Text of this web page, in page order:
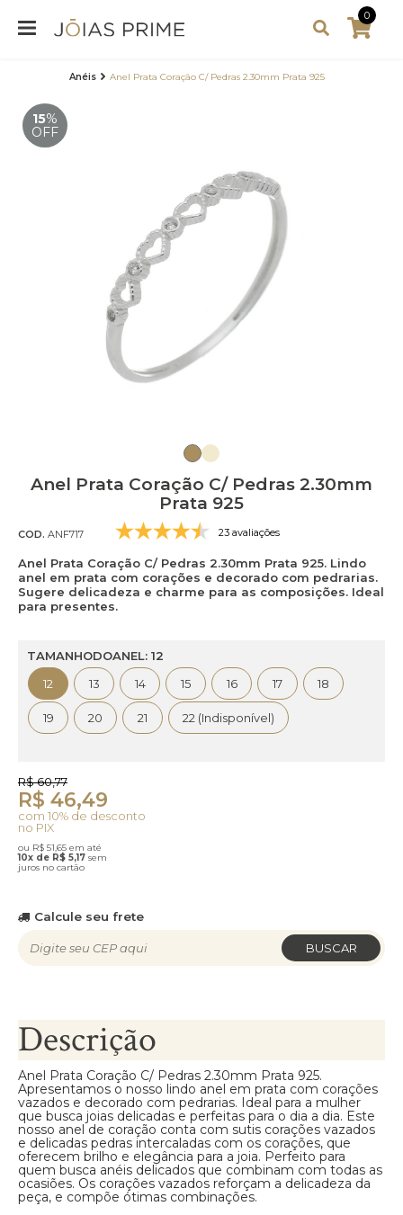
0
Anéis Anel Prata Coração C/ Pedras 2.30mm Prata 925
15%
OFF
Anel Prata Coração C/ Pedras 2.30mm
Prata 925
COD. ANF717 23 avaliações
Anel Prata Coração C/ Pedras 2.30mm Prata 925. Lindo
anel em prata com corações e decorado com pedrarias.
Sugere delicadeza e charme para as composições. Ideal
para presentes.
TAMANHODOANEL: 12
12
13 14 15 16 17 18
19 20 21 22 (Indisponível)
R$ 60,77
R$ 46,49
com 10% de desconto
no PIX
ou R$ 51,65 em até
10x de R$ 5,17 sem
juros no cartão
Calcule seu frete
BUSCAR
Descrição
Anel Prata Coração C/ Pedras 2.30mm Prata 925.
Apresentamos o nosso lindo anel em prata com corações
vazados e decorado com pedrarias. Ideal para a mulher
que busca joias delicadas e perfeitas para o dia a dia. Este
nosso anel de coração conta com sutis corações vazados
e delicadas pedras intercaladas com os corações, que
oferecem brilho e elegância para a joia. Perfeito para
quem busca anéis delicados que combinam com todas as
ocasiões. Os corações vazados reforçam a delicadeza da
peça, e compõe ótimas combinações.